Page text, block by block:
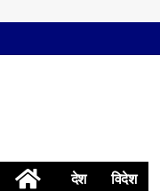
Homeदेश विदेश